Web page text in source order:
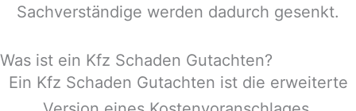
Sachverständige werden dadurch gesenkt.
Was ist ein Kfz Schaden Gutachten?
Ein Kfz Schaden Gutachten ist die erweiterte